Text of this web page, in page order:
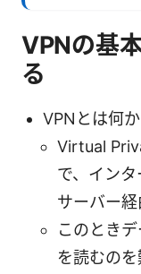
VPNの基
る
VPNとは何か
Virtual
で、イン
サーバー経
このとき
を読むのを